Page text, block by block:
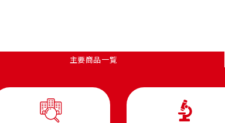
主要商品一覧